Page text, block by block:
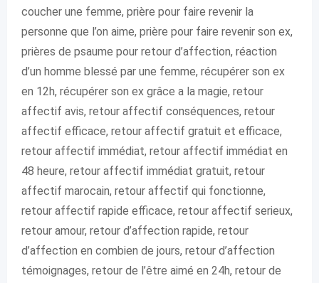
coucher une femme, prière pour faire revenir la
personne que l’on aime, prière pour faire revenir son ex,
prières de psaume pour retour d’affection, réaction
d’un homme blessé par une femme, récupérer son ex
en 12h, récupérer son ex grâce a la magie, retour
affectif avis, retour affectif conséquences, retour
affectif efficace, retour affectif gratuit et efficace,
retour affectif immédiat, retour affectif immédiat en
48 heure, retour affectif immédiat gratuit, retour
affectif marocain, retour affectif qui fonctionne,
retour affectif rapide efficace, retour affectif serieux,
retour amour, retour d’affection rapide, retour
d’affection en combien de jours, retour d’affection
témoignages, retour de l’être aimé en 24h, retour de